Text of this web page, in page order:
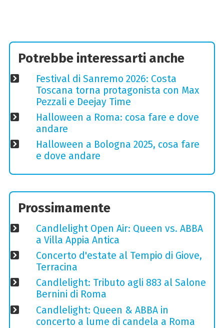
Potrebbe interessarti anche
Festival di Sanremo 2026: Costa
Toscana torna protagonista con Max
Pezzali e Deejay Time
Halloween a Roma: cosa fare e dove
andare
Halloween a Bologna 2025, cosa fare
e dove andare
Prossimamente
Candlelight Open Air: Queen vs. ABBA
a Villa Appia Antica
Concerto d'estate al Tempio di Giove,
Terracina
Candlelight: Tributo agli 883 al Salone
Bernini di Roma
Candlelight: Queen & ABBA in
concerto a lume di candela a Roma